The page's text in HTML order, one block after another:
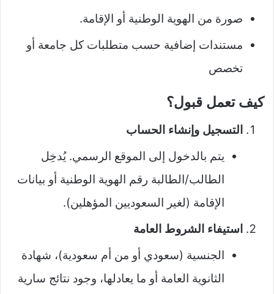
صورة من الهوية الوطنية أو الإقامة.
مستندات إضافية حسب متطلبات كل جامعة أو
تخصص
كيف تعمل قبول؟
التسجيل وإنشاء الحساب
يتم بالدخول إلى الموقع الرسمي. يُدخِل
الطالب/الطالبة رقم الهوية الوطنية أو بيانات
الإقامة (لغير السعوديين المؤهلين).
استيفاء الشروط العامة
الجنسية (سعودي أو من أم سعودية)، شهادة
الثانوية العامة أو ما يعادلها، وجود نتائج سارية